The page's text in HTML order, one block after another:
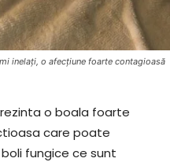
inelați, o afecțiune foarte contagioasă
o boala foarte
care poate
fungice ce sunt